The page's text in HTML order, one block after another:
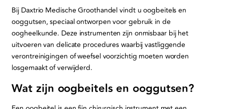
Bij Daxtrio Medische Groothandel vindt u oogbeitels en
ooggutsen, speciaal ontworpen voor gebruik in de
oogheelkunde. Deze instrumenten zijn onmisbaar bij het
uitvoeren van delicate procedures waarbij vastliggende
verontreinigingen of weefsel voorzichtig moeten worden
losgemaakt of verwijderd.
Wat zijn oogbeitels en ooggutsen?